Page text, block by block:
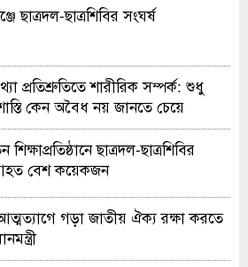
ছাত্রদল-ছাত্রশিবির সংঘর্ষ
প্রতিশ্রুতিতে শারীরিক সম্পর্ক: শুধু
কেন অবৈধ নয় জানতে চেয়ে
রুল
শিক্ষাপ্রতিষ্ঠানে ছাত্রদল-ছাত্রশিবির
বেশ কয়েকজন
গড়া জাতীয় ঐক্য রক্ষা করতে